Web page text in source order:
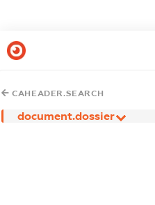
CAHEADER.SEARCH
document.dossier